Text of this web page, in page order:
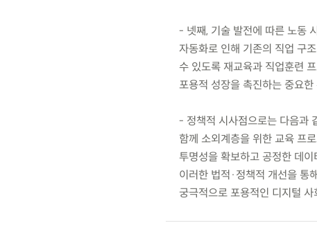
- 넷째, 기술 발전에 따른 노동
자동화로 인해 기존의 직업 구
수 있도록 재교육과 직업훈련
포용적 성장을 촉진하는 중요한
- 정책적 시사점으로는 다음과
함께 소외계층을 위한 교육 프
투명성을 확보하고 공정한 데
이러한 법적·정책적 개선을 통
궁극적으로 포용적인 디지털